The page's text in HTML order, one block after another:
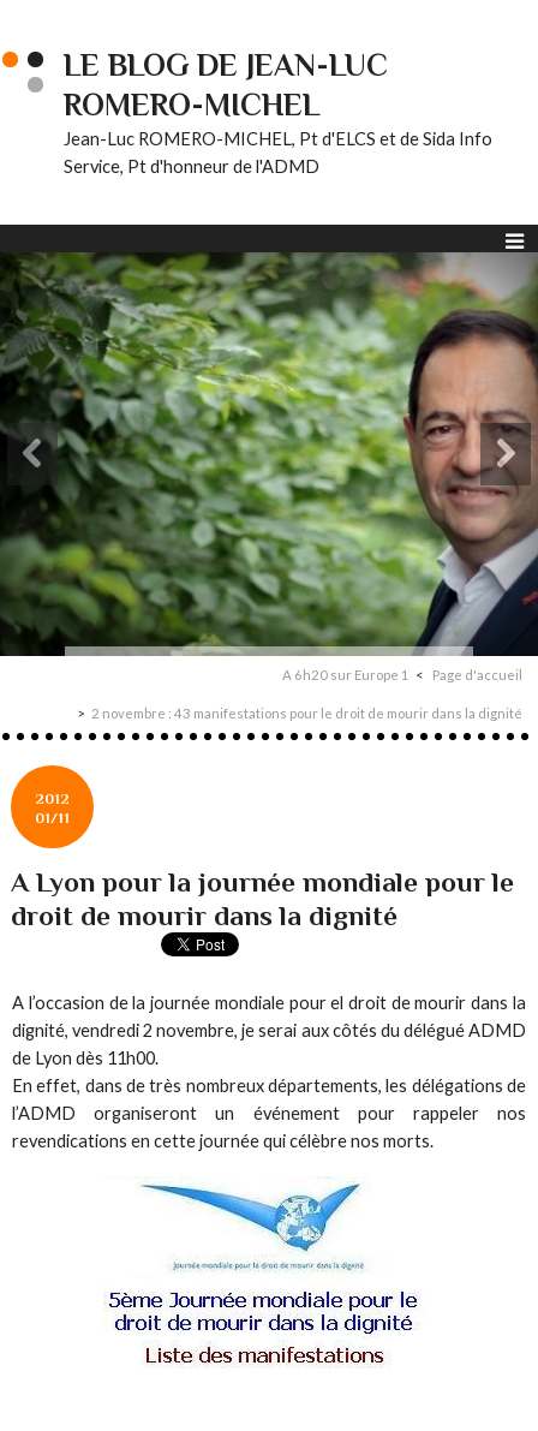
LE BLOG DE JEAN-LUC
ROMERO-MICHEL
Jean-Luc ROMERO-MICHEL, Pt d'ELCS et de Sida Info
Service, Pt d'honneur de l'ADMD
A 6h20 sur Europe 1 Page d'accueil
2 novembre : 43 manifestations pour le droit de mourir dans la dignité
2012
01/11
A Lyon pour la journée mondiale pour le
droit de mourir dans la dignité
A l’occasion de la journée mondiale pour el droit de mourir dans la
dignité, vendredi 2 novembre, je serai aux côtés du délégué ADMD
de Lyon dès 11h00.
En effet, dans de très nombreux départements, les délégations de
l’ADMD organiseront un événement pour rappeler nos
revendications en cette journée qui célèbre nos morts.